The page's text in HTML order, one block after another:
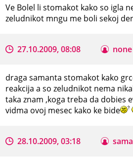
Ve Bolel li stomakot kako so igla
zeludnikot mngu me boli sekoj
27.10.2009, 08:08 none
draga samanta stomakot kako
reakcija a so zeludnikot nema
taka znam ,koga treba da dobies
vidma ovoj mesec kako ke bide
28.10.2009, 03:18